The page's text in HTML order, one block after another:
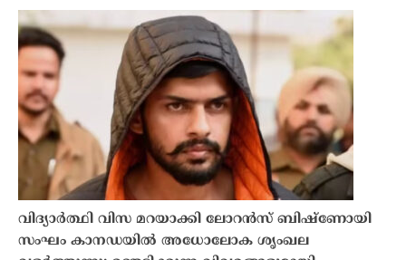
വിദ്യാർത്ഥി വിസ മറയാക്കി ലോറൻസ് ബിഷ്ണോയി
സംഘം കാനഡയിൽ അധോലോക ശൃംഖല